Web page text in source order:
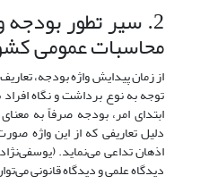
2. سیر تطور
محاسبات عمومی
از زمان پیدایش واژه بودجه،
توجه به نوع برداشت و نگاه
ابتدای امر، بودجه صرفاً به
دلیل تعاریفی که از این واژه
دیدگاه علمی و دیدگاه قانونی